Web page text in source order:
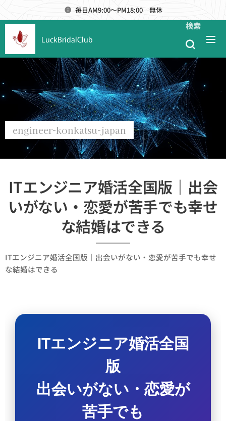
毎日AM9:00～PM18:00 無休
LuckBridalClub
検索
engineer-konkatsu-japan
ITエンジニア婚活全国版｜出会
いがない・恋愛が苦手でも幸せ
な結婚はできる
ITエンジニア婚活全国版｜出会いがない・恋愛が苦手でも幸せ
な結婚はできる
ITエンジニア婚活全国
版
出会いがない・恋愛が
苦手でも